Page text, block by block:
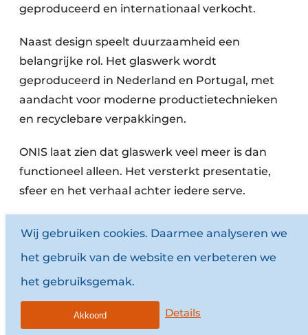
geproduceerd en internationaal verkocht.
Naast design speelt duurzaamheid een
belangrijke rol. Het glaswerk wordt
geproduceerd in Nederland en Portugal, met
aandacht voor moderne productietechnieken
en recyclebare verpakkingen.
ONIS laat zien dat glaswerk veel meer is dan
functioneel alleen. Het versterkt presentatie,
sfeer en het verhaal achter iedere serve.
Wij gebruiken cookies. Daarmee analyseren we
het gebruik van de website en verbeteren we
het gebruiksgemak.
Details
Akkoord